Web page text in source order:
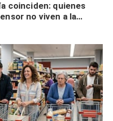
coinciden: quienes
no viven a la
social